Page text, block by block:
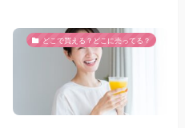
どこで買える？どこに売ってる？